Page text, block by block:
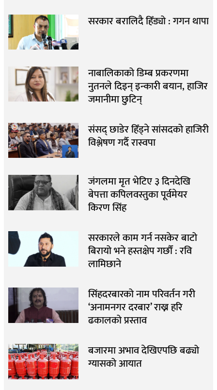
सरकार बरालिदै हिँड्यो : गगन थापा
नाबालिकाको डिम्ब प्रकरणमा
नुतनले दिइन् इन्कारी बयान, हाजिर
जमानीमा छुटिन्
संसद् छाडेर हिँड्ने सांसदको हाजिरी
विश्लेषण गर्दै रास्वपा
जंगलमा मृत भेटिए ३ दिनदेखि
बेपत्ता कपिलवस्तुका पूर्वमेयर
किरण सिंह
सरकारले काम गर्न नसकेर बाटो
बिरायो भने हस्तक्षेप गर्छौं : रवि
लामिछाने
सिंहदरबारको नाम परिवर्तन गरी
‘अनामनगर दरबार’ राख्न हरि
ढकालको प्रस्ताव
बजारमा अभाव देखिएपछि बढ्यो
ग्यासको आयात